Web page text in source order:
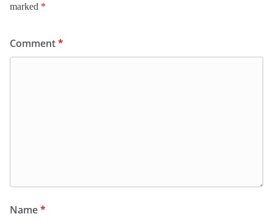
marked *
Comment*
Name*